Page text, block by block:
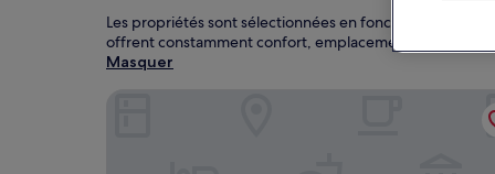
Les propriétés sont sélectionnées en fonction des avis
offrent constamment confort, emplacement et
Masquer